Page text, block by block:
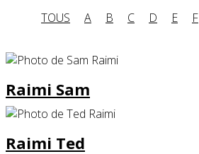
TOUS A B C D E F
Raimi Sam
Raimi Ted